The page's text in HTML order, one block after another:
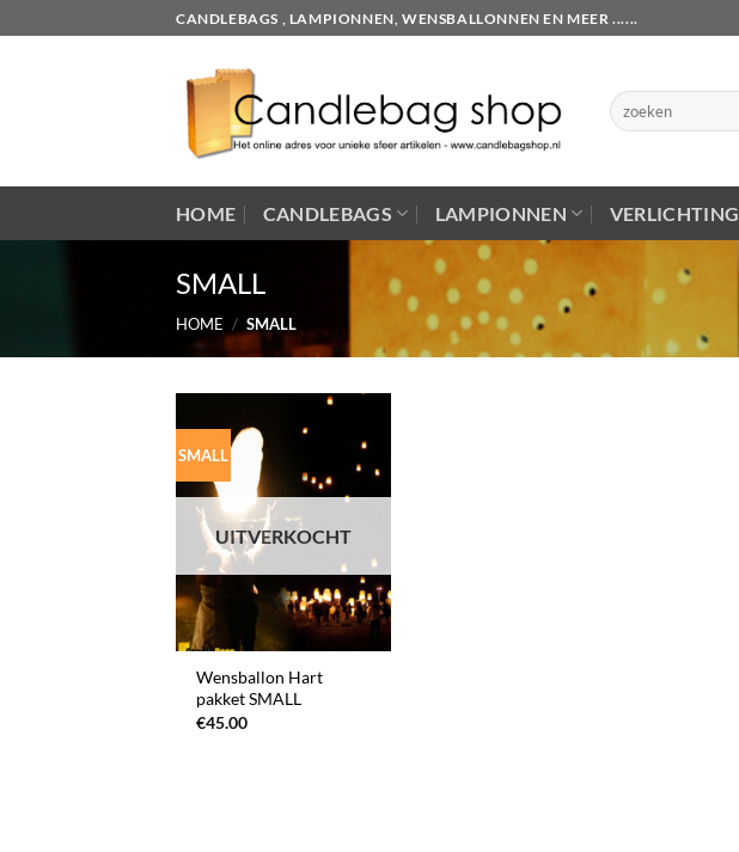
to
CANDLEBAGS , LAMPIONNEN, WENSBALLONNEN EN MEER ......
Zoeken
naar:
HOME CANDLEBAGS LAMPIONNEN VERLICHTING
SMALL
HOME / SMALL
SMALL
+
UITVERKOCHT
Wensballon Hart
pakket SMALL
€45.00